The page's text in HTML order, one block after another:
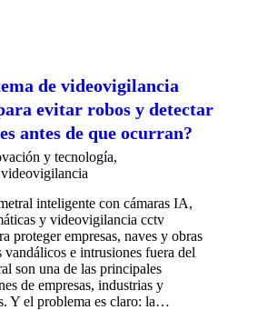
de videovigilancia
evitar robos y detectar
antes de que ocurran?
y tecnología,
inteligente con cámaras IA,
y videovigilancia cctv
proteger empresas, naves y obras
vandálicos e intrusiones fuera del
son una de las principales
de empresas, industrias y
Y el problema es claro: la…